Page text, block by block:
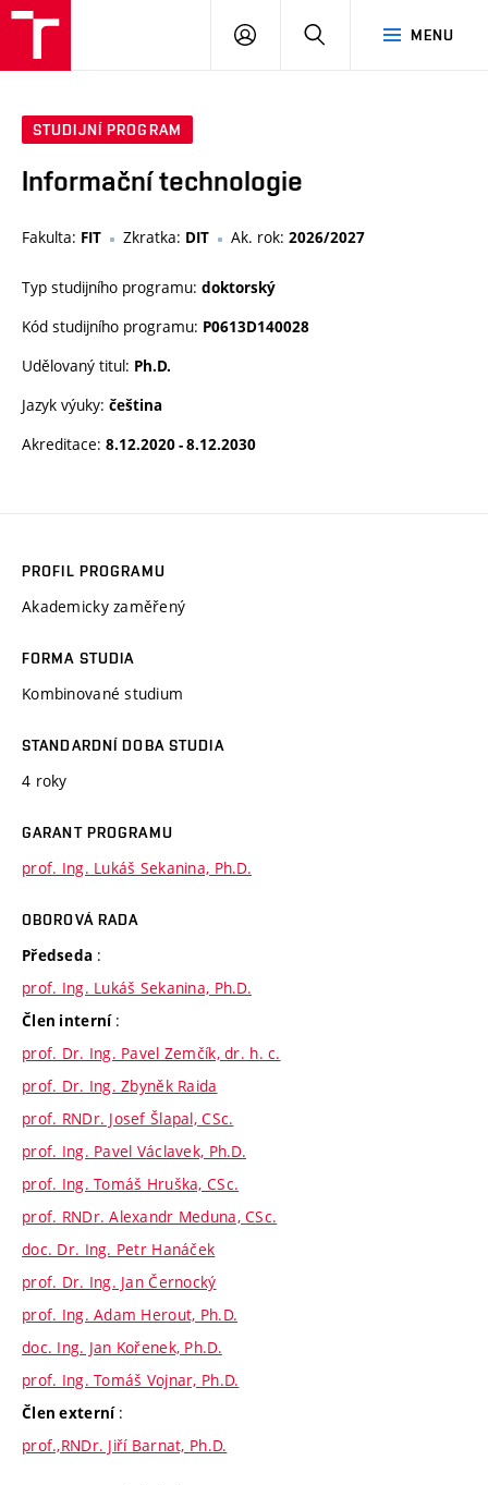
MENU
PŘIHLÁSIT
STUDIJNÍ PROGRAM
Informační technologie
Fakulta: FIT Zkratka: DIT Ak. rok: 2026/2027
Typ studijního programu: doktorský
Kód studijního programu: P0613D140028
Udělovaný titul: Ph.D.
Jazyk výuky: čeština
Akreditace: 8.12.2020 - 8.12.2030
PROFIL PROGRAMU
Akademicky zaměřený
FORMA STUDIA
Kombinované studium
STANDARDNÍ DOBA STUDIA
4 roky
GARANT PROGRAMU
prof. Ing. Lukáš Sekanina, Ph.D.
OBOROVÁ RADA
Předseda :
prof. Ing. Lukáš Sekanina, Ph.D.
Člen interní :
prof. Dr. Ing. Pavel Zemčík, dr. h. c.
prof. Dr. Ing. Zbyněk Raida
prof. RNDr. Josef Šlapal, CSc.
prof. Ing. Pavel Václavek, Ph.D.
prof. Ing. Tomáš Hruška, CSc.
prof. RNDr. Alexandr Meduna, CSc.
doc. Dr. Ing. Petr Hanáček
prof. Dr. Ing. Jan Černocký
prof. Ing. Adam Herout, Ph.D.
doc. Ing. Jan Kořenek, Ph.D.
prof. Ing. Tomáš Vojnar, Ph.D.
Člen externí :
prof.,RNDr. Jiří Barnat, Ph.D.